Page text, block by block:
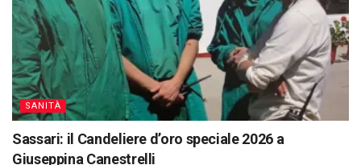
SANITÀ
Sassari: il Candeliere d’oro speciale 2026 a
Giuseppina Canestrelli